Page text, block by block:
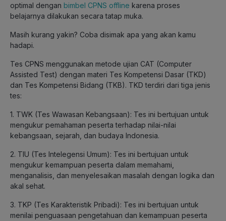
optimal dengan bimbel CPNS offline karena proses
belajarnya dilakukan secara tatap muka.
Masih kurang yakin? Coba disimak apa yang akan kamu
hadapi.
Tes CPNS menggunakan metode ujian CAT (Computer
Assisted Test) dengan materi Tes Kompetensi Dasar (TKD)
dan Tes Kompetensi Bidang (TKB). TKD terdiri dari tiga jenis
tes:
1. TWK (Tes Wawasan Kebangsaan): Tes ini bertujuan untuk
mengukur pemahaman peserta terhadap nilai-nilai
kebangsaan, sejarah, dan budaya Indonesia.
2. TIU (Tes Intelegensi Umum): Tes ini bertujuan untuk
mengukur kemampuan peserta dalam memahami,
menganalisis, dan menyelesaikan masalah dengan logika dan
akal sehat.
3. TKP (Tes Karakteristik Pribadi): Tes ini bertujuan untuk
menilai penguasaan pengetahuan dan kemampuan peserta